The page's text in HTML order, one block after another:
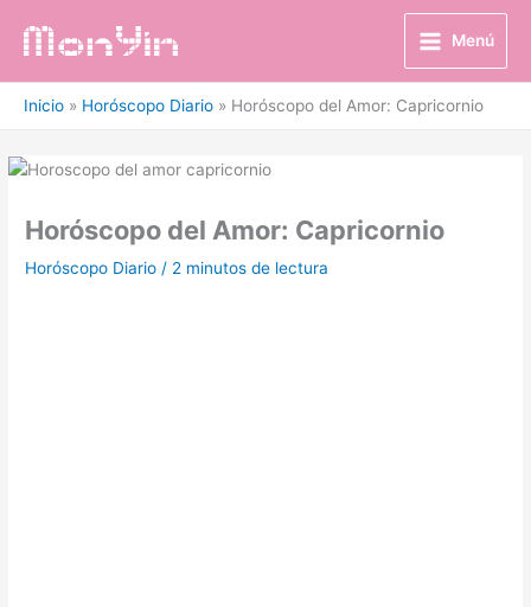
Menú
Inicio Horóscopo Diario Horóscopo del Amor: Capricornio
Horóscopo del Amor: Capricornio
Horóscopo Diario / 2 minutos de lectura